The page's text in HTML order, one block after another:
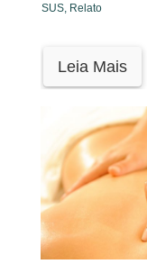
SUS, Relato
Leia Mais